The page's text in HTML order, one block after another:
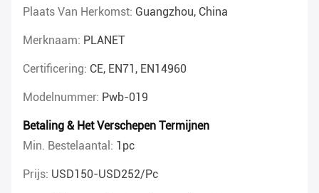
Plaats Van Herkomst: Guangzhou, China
Merknaam: PLANET
Certificering: CE, EN71, EN14960
Modelnummer: Pwb-019
Betaling & Het Verschepen Termijnen
Min. Bestelaantal: 1pc
Prijs: USD150-USD252/pc